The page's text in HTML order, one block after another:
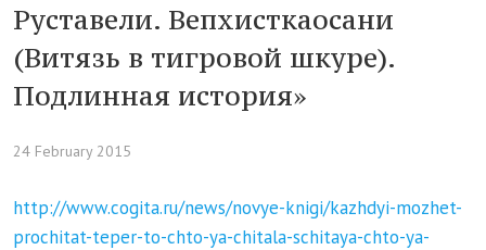
Руставели. Вепхисткаосани
(Витязь в тигровой шкуре).
Подлинная история»
24 February 2015
http://www.cogita.ru/news/novye-knigi/kazhdyi-mozhet-
prochitat-teper-to-chto-ya-chitala-schitaya-chto-ya-